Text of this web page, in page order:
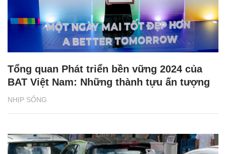
NHỊP SỐNG
Tổng quan Phát triển bền vững 2024 của
BAT Việt Nam: Những thành tựu ấn tượng